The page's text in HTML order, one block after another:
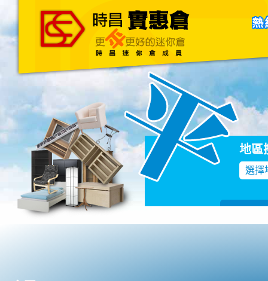
主頁 關於我們 聯絡我們
地區
選擇